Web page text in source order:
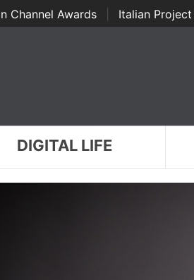
Channel Awards Italian
DIGITAL LIFE